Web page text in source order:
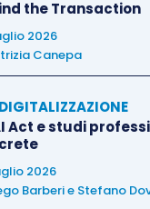
the Transaction
2026
Canepa
Act e studi
2026
Barberie Stefano